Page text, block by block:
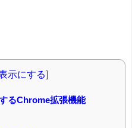
示にする]
るChrome拡張機能